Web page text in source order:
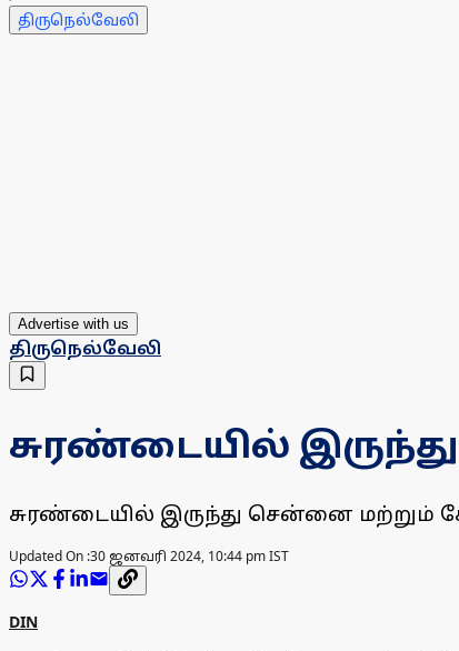
திருநெல்வேலி
Advertise with us
திருநெல்வேலி
சுரண்டையில்
சுரண்டையில் இருந்து சென்னை மற்றும்
Updated On :30 ஜனவரி 2024, 10:44 pm IST
DIN